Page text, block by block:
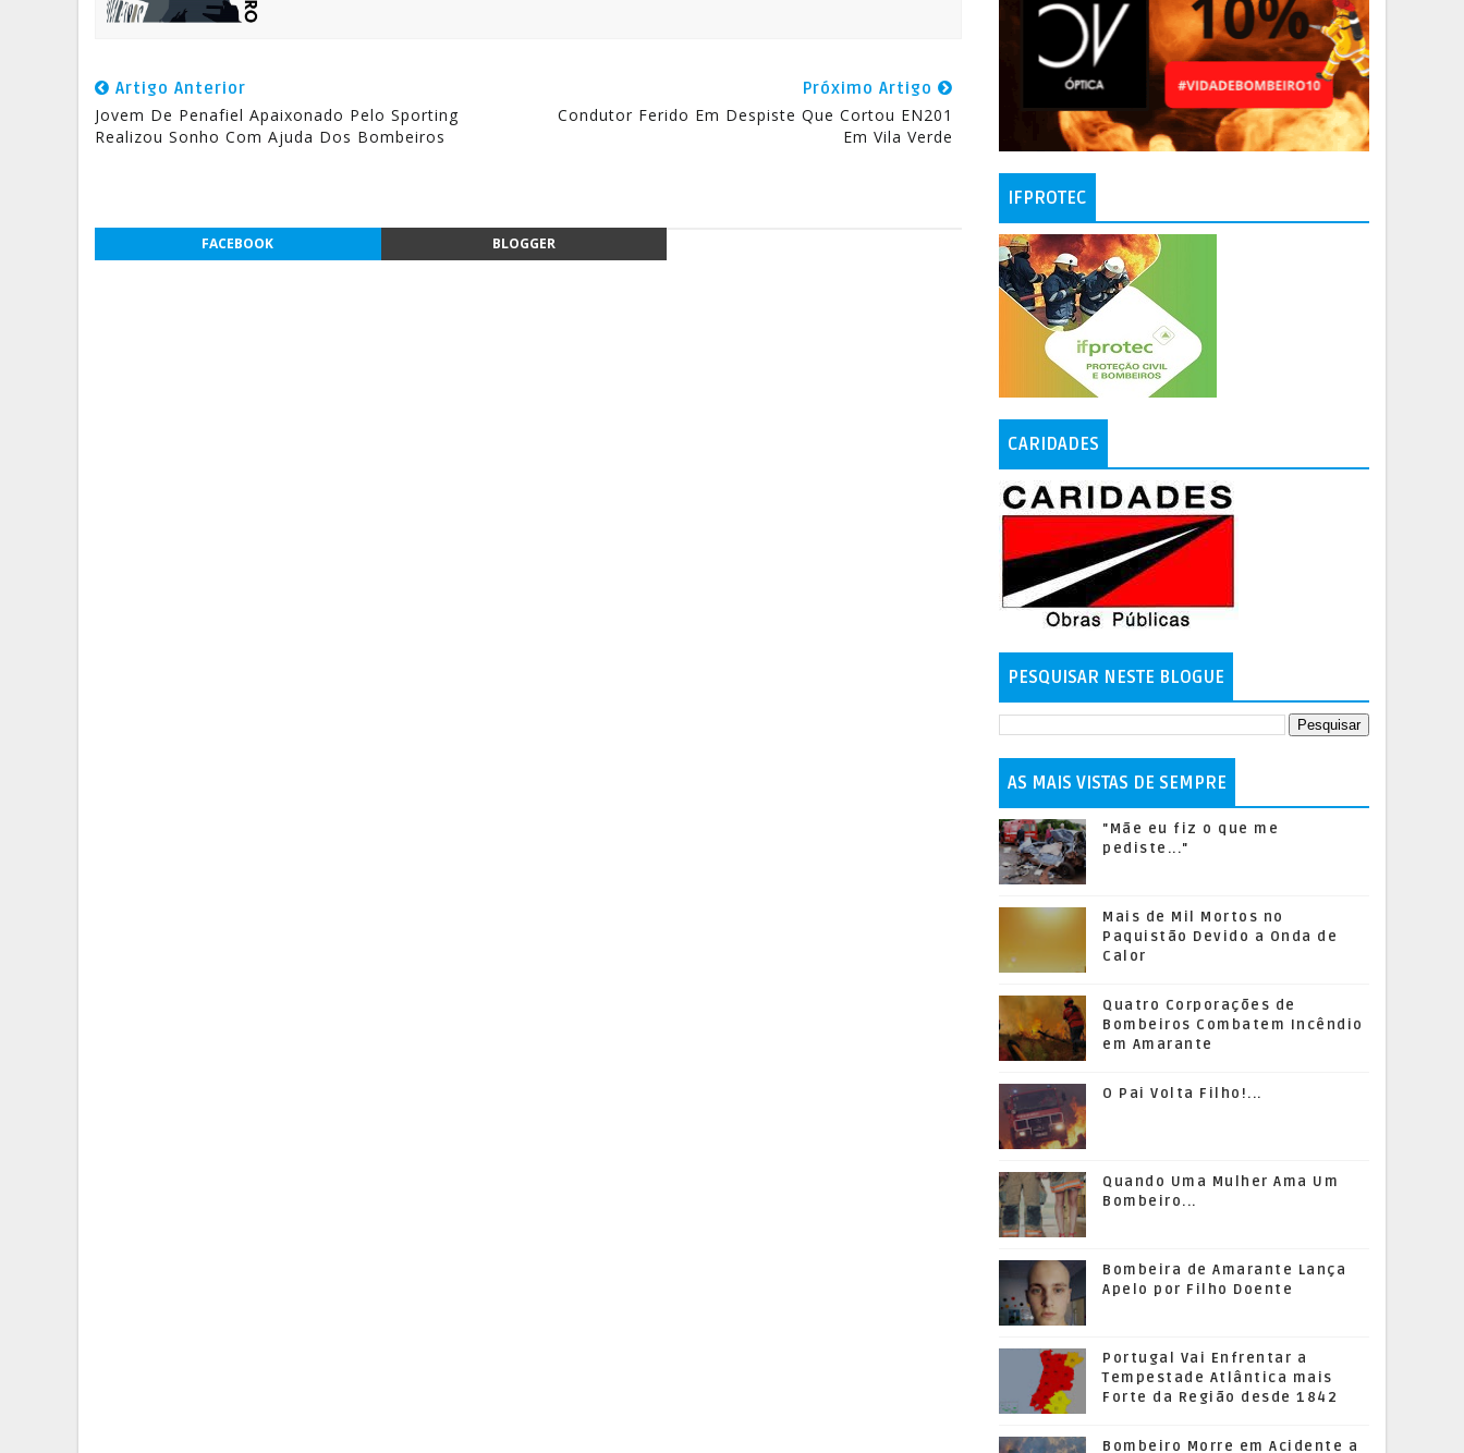
Artigo Anterior
Jovem De Penafiel Apaixonado Pelo Sporting
Realizou Sonho Com Ajuda Dos Bombeiros
Próximo Artigo
Condutor Ferido Em Despiste Que Cortou EN201
Em Vila Verde
FACEBOOK BLOGGER
IFPROTEC
CARIDADES
PESQUISAR NESTE BLOGUE
AS MAIS VISTAS DE SEMPRE
"Mãe eu fiz o que me
pediste..."
Mais de Mil Mortos no
Paquistão Devido a Onda de
Calor
Quatro Corporações de
Bombeiros Combatem Incêndio
em Amarante
O Pai Volta Filho!...
Quando Uma Mulher Ama Um
Bombeiro...
Bombeira de Amarante Lança
Apelo por Filho Doente
Portugal Vai Enfrentar a
Tempestade Atlântica mais
Forte da Região desde 1842
Bombeiro Morre em Acidente a